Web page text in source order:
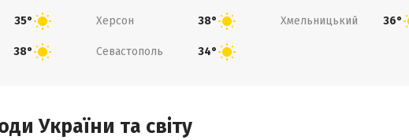
35° Херсон 38° Хмельницький 36°
38° Севастополь 34°
України та світу